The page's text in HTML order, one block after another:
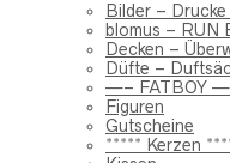
Bilder –
blomus – RUN
Decken –
Düfte –
—– FATBOY
Figuren
Gutscheine
***** Kerzen